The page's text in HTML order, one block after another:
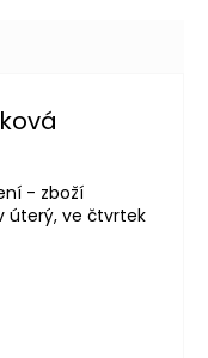
z 5 hvězdiček.
- zboží
úterý, ve čtvrtek
z 5 hvězdiček.